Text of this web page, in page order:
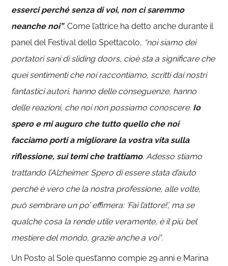
esserci perché senza di voi, non ci saremmo
neanche noi”. Come l’attrice ha detto anche durante il
panel del Festival dello Spettacolo, “noi siamo dei
portatori sani di sliding doors, cioè sta a significare che
quei sentimenti che noi raccontiamo, scritti dai nostri
fantastici autori, hanno delle conseguenze, hanno
delle reazioni, che noi non possiamo conoscere. Io
spero e mi auguro che tutto quello che noi
facciamo porti a migliorare la vostra vita sulla
riflessione, sui temi che trattiamo. Adesso stiamo
trattando l’Alzheimer. Spero di essere stata d’aiuto
perché è vero che la nostra professione, alle volte,
può sembrare un po’ effimera: ‘Fai l’attore!’, ma se
qualche cosa la rende utile veramente, è il più bel
mestiere del mondo, grazie anche a voi”.
Un Posto al Sole quest’anno compie 29 anni e Marina